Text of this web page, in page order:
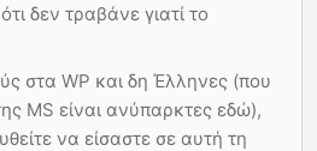
δεν τραβάνε γιατί το
στα WP και δη Έλληνες (που
MS είναι ανύπαρκτες εδώ),
να είσαστε σε αυτή τη